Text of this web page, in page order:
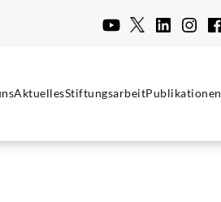
AktuellesStiftungsarbeitPublikationen